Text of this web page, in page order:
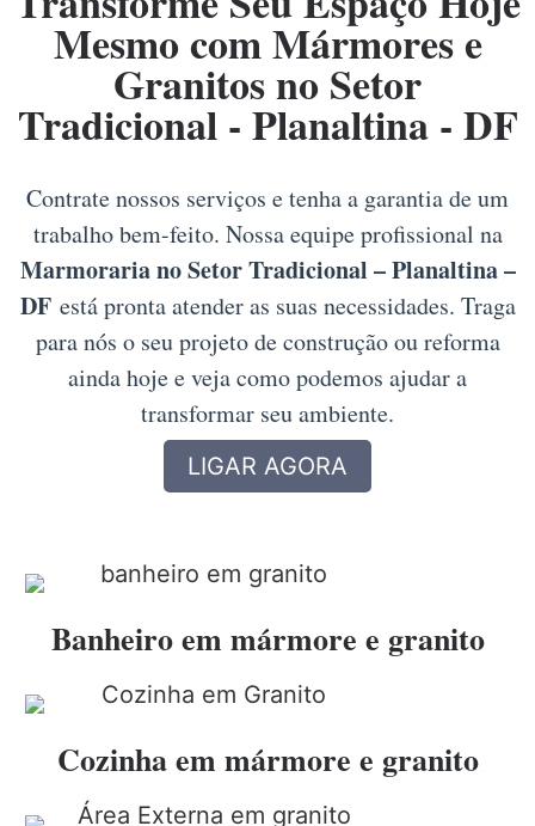
Mesmo com Mármores e
Granitos no Setor
Tradicional - Planaltina - DF
Contrate nossos serviços e tenha a garantia de um
trabalho bem-feito. Nossa equipe profissional na
Marmoraria no Setor Tradicional – Planaltina –
DFestá pronta atender as suas necessidades. Traga
para nós o seu projeto de construção ou reforma
ainda hoje e veja como podemos ajudar a
transformar seu ambiente.
LIGAR AGORA
Banheiro em mármore e granito
Cozinha em mármore e granito